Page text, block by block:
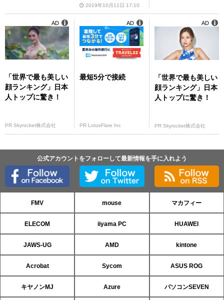
2019年10月11日 17:10
「世界で最も美しい
顔ランキング」日本
人トップに驚き！
PR Skyrocket株式会社
AD
最短5分で接続
PR LotusFlare Inc
AD
「世界で最も美しい
顔ランキング」日本
人トップに驚き！
PR Skyrocket株式会社
AD
公式アカウントをフォローして最新情報を手に入れよう
FMV mouse マカフィー
ELECOM iiyama PC HUAWEI
JAWS-UG AMD kintone
Acrobat Sycom ASUS ROG
キヤノンMJ Azure パソコンSEVEN